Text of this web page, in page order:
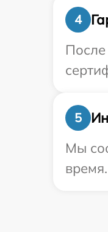
4
5
Мы
время.